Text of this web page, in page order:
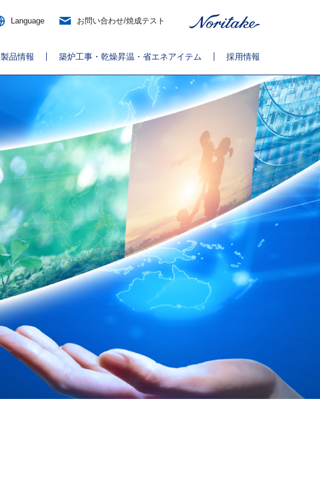
Language お問い合わせ/焼成テスト
製品情報 築炉工事・乾燥昇温・省エネアイテム 採用情報